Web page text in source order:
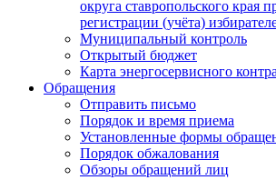
округа ставропольского края
регистрации (учёта)
Муниципальный контроль
Открытый бюджет
Карта энергосервисного
Обращения
Отправить письмо
Порядок и время приема
Установленные формы
Порядок обжалования
Обзоры обращений лиц